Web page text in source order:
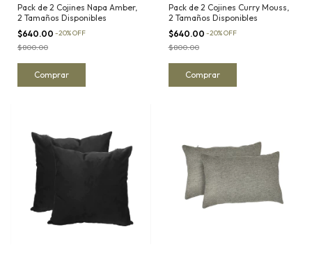
Pack de 2 Cojines Napa Amber,
2 Tamaños Disponibles
$640.00 -20%OFF
$800.00
Comprar
Pack de 2 Cojines Curry Mouss,
2 Tamaños Disponibles
$640.00 -20%OFF
$800.00
Comprar